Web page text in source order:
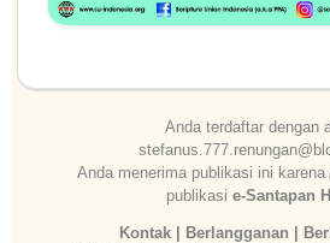
Anda terdaftar dengan
Anda menerima publikasi ini karena
publikasi e‑Santapan
Kontak Berlangganan